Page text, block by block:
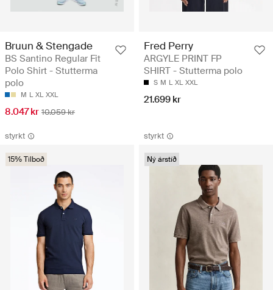
Bruun & Stengade
BS Santino Regular Fit
Polo Shirt - Stutterma
polo
M L XL XXL
8.047 kr 10.059 kr
Fred Perry
ARGYLE PRINT FP
SHIRT - Stutterma polo
S M L XL XXL
21.699 kr
styrkt
15% Tilboð
styrkt
Ný árstíð